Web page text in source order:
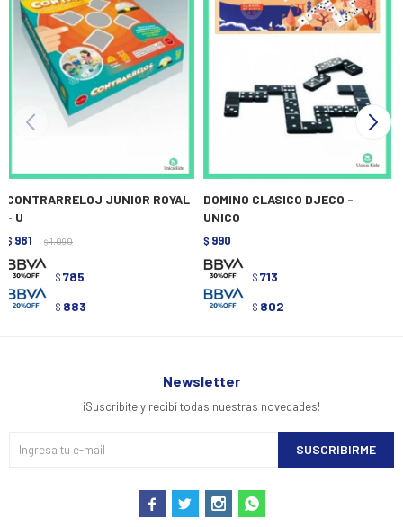
CONTRARRELOJ JUNIOR ROYAL
- U
$ 981 $ 1.090
$ 785
$ 883
DOMINO CLASICO DJECO -
UNICO
$ 990
$ 713
$ 802
Newsletter
¡Suscribite y recibí todas nuestras novedades!
SUSCRIBIRME
   